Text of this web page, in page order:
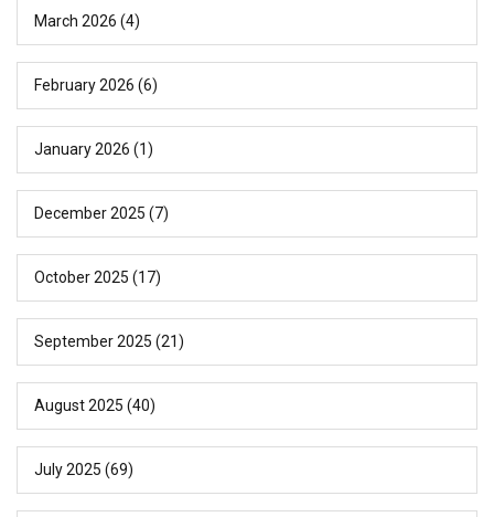
March 2026 (4)
February 2026 (6)
January 2026 (1)
December 2025 (7)
October 2025 (17)
September 2025 (21)
August 2025 (40)
July 2025 (69)